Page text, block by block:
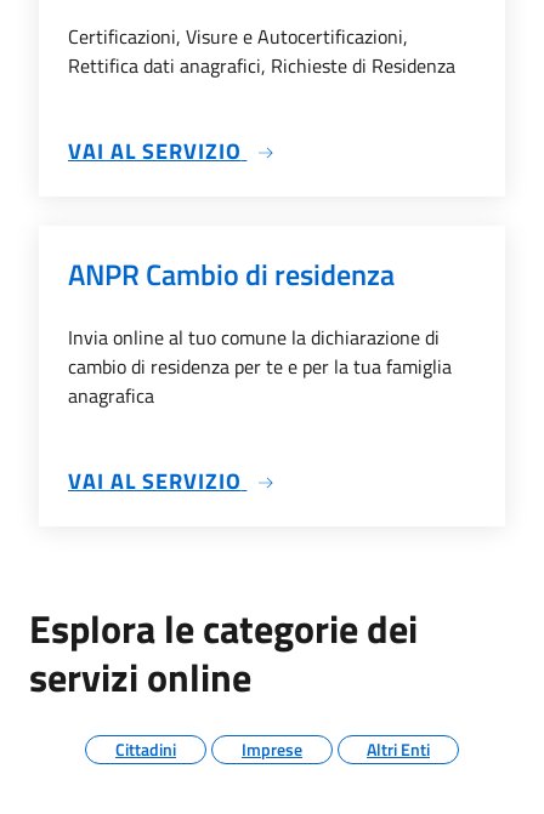
Certificazioni, Visure e Autocertificazioni,
Rettifica dati anagrafici, Richieste di Residenza
VAI AL SERVIZIO SU ANPR - CERTIFICAZIONI
ANPR Cambio di residenza
Invia online al tuo comune la dichiarazione di
cambio di residenza per te e per la tua famiglia
anagrafica
VAI AL SERVIZIO SU ANPR CAMBIO DI
Esplora le categorie dei
servizi online
Cittadini Imprese Altri Enti